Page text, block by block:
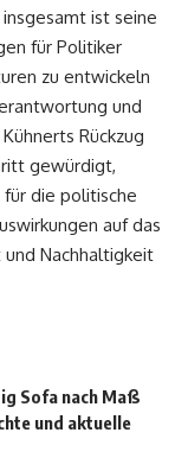
ist seine
für Politiker
zu entwickeln
und
Rückzug
gewürdigt,
die politische
auf das
Nachhaltigkeit
Sofa nach Maß
und aktuelle